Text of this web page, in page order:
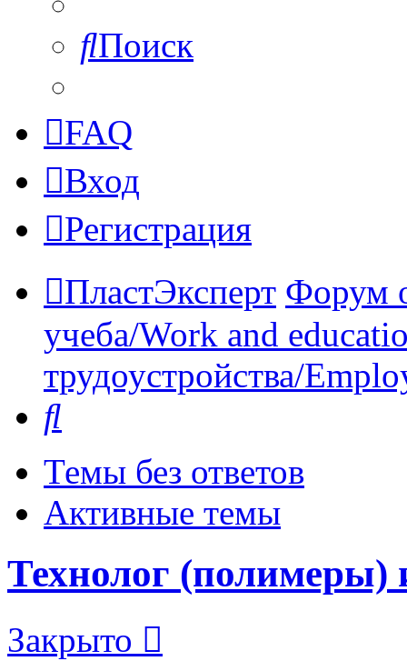
Поиск
FAQ
Вход
Регистрация
ПластЭксперт Форум
учеба/Work and
трудоустройства/
Темы без ответов
Активные темы
Технолог (полимеры)
Закрыто